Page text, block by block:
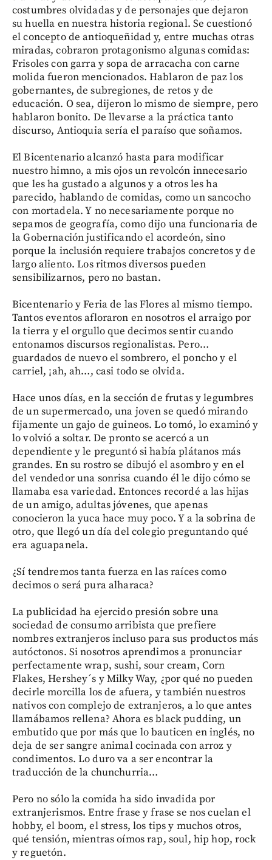
costumbres olvidadas y de personajes que dejaron
su huella en nuestra historia regional. Se cuestionó
el concepto de antioqueñidad y, entre muchas otras
miradas, cobraron protagonismo algunas comidas:
Frisoles con garra y sopa de arracacha con carne
molida fueron mencionados. Hablaron de paz los
gobernantes, de subregiones, de retos y de
educación. O sea, dijeron lo mismo de siempre, pero
hablaron bonito. De llevarse a la práctica tanto
discurso, Antioquia sería el paraíso que soñamos.
El Bicentenario alcanzó hasta para modificar
nuestro himno, a mis ojos un revolcón innecesario
que les ha gustado a algunos y a otros les ha
parecido, hablando de comidas, como un sancocho
con mortadela. Y no necesariamente porque no
sepamos de geografía, como dijo una funcionaria de
la Gobernación justificando el acordeón, sino
porque la inclusión requiere trabajos concretos y de
largo aliento. Los ritmos diversos pueden
sensibilizarnos, pero no bastan.
Bicentenario y Feria de las Flores al mismo tiempo.
Tantos eventos afloraron en nosotros el arraigo por
la tierra y el orgullo que decimos sentir cuando
entonamos discursos regionalistas. Pero…
guardados de nuevo el sombrero, el poncho y el
carriel, ¡ah, ah…, casi todo se olvida.
Hace unos días, en la sección de frutas y legumbres
de un supermercado, una joven se quedó mirando
fijamente un gajo de guineos. Lo tomó, lo examinó y
lo volvió a soltar. De pronto se acercó a un
dependiente y le preguntó si había plátanos más
grandes. En su rostro se dibujó el asombro y en el
del vendedor una sonrisa cuando él le dijo cómo se
llamaba esa variedad. Entonces recordé a las hijas
de un amigo, adultas jóvenes, que apenas
conocieron la yuca hace muy poco. Y a la sobrina de
otro, que llegó un día del colegio preguntando qué
era aguapanela.
¿Sí tendremos tanta fuerza en las raíces como
decimos o será pura alharaca?
La publicidad ha ejercido presión sobre una
sociedad de consumo arribista que prefiere
nombres extranjeros incluso para sus productos más
autóctonos. Si nosotros aprendimos a pronunciar
perfectamente wrap, sushi, sour cream, Corn
Flakes, Hershey´s y Milky Way, ¿por qué no pueden
decirle morcilla los de afuera, y también nuestros
nativos con complejo de extranjeros, a lo que antes
llamábamos rellena? Ahora es black pudding, un
embutido que por más que lo bauticen en inglés, no
deja de ser sangre animal cocinada con arroz y
condimentos. Lo duro va a ser encontrar la
traducción de la chunchurria…
Pero no sólo la comida ha sido invadida por
extranjerismos. Entre frase y frase se nos cuelan el
hobby, el boom, el stress, los tips y muchos otros,
qué tensión, mientras oímos rap, soul, hip hop, rock
y reguetón.